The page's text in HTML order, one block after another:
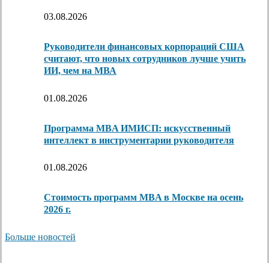
03.08.2026
Руководители финансовых корпораций США
считают, что новых сотрудников лучше учить
ИИ, чем на МВА
01.08.2026
Программа MBA ИМИСП: искусственный
интеллект в инструментарии руководителя
01.08.2026
Стоимость программ MBA в Москве на осень
2026 г.
Больше новостей